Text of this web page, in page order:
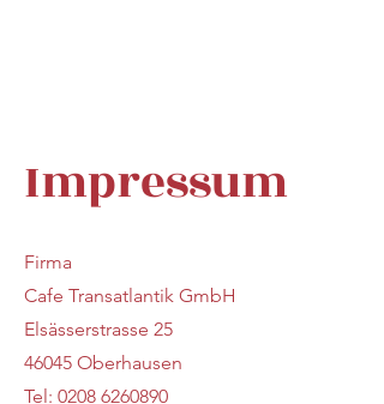
Impressum
Firma
Cafe Transatlantik GmbH
Elsässerstrasse 25
46045 Oberhausen
Tel: 0208 6260890